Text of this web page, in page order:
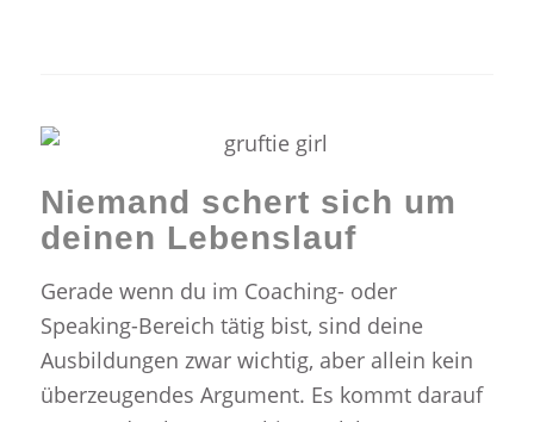
Niemand schert sich um
deinen Lebenslauf
Gerade wenn du im Coaching- oder
Speaking-Bereich tätig bist, sind deine
Ausbildungen zwar wichtig, aber allein kein
überzeugendes Argument. Es kommt darauf